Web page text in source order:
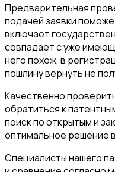
Предварительная
подачей заявки
включает
совпадает с уже
него похож, в
пошлину вернуть не
Качественно
обратиться к
поиск по открытым и
оптимальное решение
Специалисты нашего